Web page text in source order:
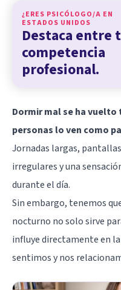
¿ERES PSICÓLOGO/A EN
ESTADOS UNIDOS
Destaca entre
competencia
profesional.
Dormir mal se ha vuelto
personas lo ven como
Jornadas largas,
irregulares y una
durante el día.
Sin embargo, tenemos
nocturno no solo sirve
influye directamente en
sentimos y nos